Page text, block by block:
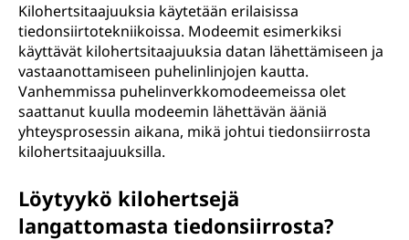
Kilohertsitaajuuksia käytetään erilaisissa
tiedonsiirtotekniikoissa. Modeemit esimerkiksi
käyttävät kilohertsitaajuuksia datan lähettämiseen ja
vastaanottamiseen puhelinlinjojen kautta.
Vanhemmissa puhelinverkkomodeemeissa olet
saattanut kuulla modeemin lähettävän ääniä
yhteysprosessin aikana, mikä johtui tiedonsiirrosta
kilohertsitaajuuksilla.
Löytyykö kilohertsejä
langattomasta tiedonsiirrosta?